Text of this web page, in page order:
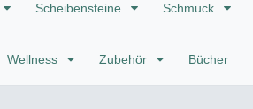
Scheibensteine Schmuck
Wellness Zubehör Bücher